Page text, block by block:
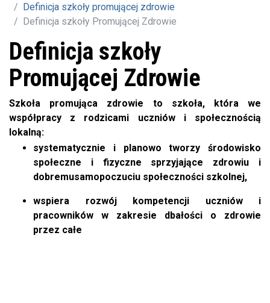
Definicja szkoły promującej zdrowie
Definicja szkoły Promującej Zdrowie
Definicja szkoły
Promującej Zdrowie
Szkoła promująca zdrowie to szkoła, która we
współpracy z rodzicami uczniów i społecznością
lokalną:
systematycznie i planowo tworzy środowisko
społeczne i fizyczne sprzyjające zdrowiu i
dobremusamopoczuciu społeczności szkolnej,
wspiera rozwój kompetencji uczniów i
pracowników w zakresie dbałości o zdrowie
przez całe